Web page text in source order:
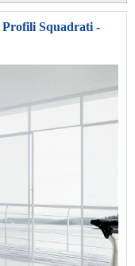
Profili Squadrati -